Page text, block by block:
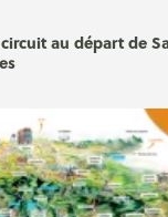
circuit au départ de